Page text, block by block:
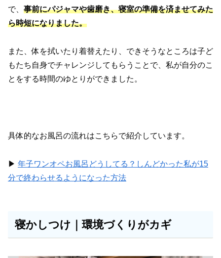
で、 事前にパジャマや歯磨き、寝室の準備を済ませてみた
ら時短になりました。
また、体を拭いたり着替えたり、できそうなところは子ど
もたち自身でチャレンジしてもらうことで、私が自分のこ
とをする時間のゆとりができました。
具体的なお風呂の流れはこちらで紹介しています。
▶︎ 年子ワンオペお風呂どうしてる？しんどかった私が15
分で終わらせるようになった方法
寝かしつけ｜環境づくりがカギ